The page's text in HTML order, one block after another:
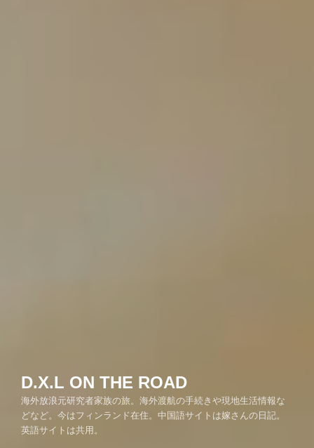
D.X.L ON THE ROAD
海外放浪元研究者家族の旅。海外渡航の手続きや現地生活情報な
どなど。今はフィンランド在住。中国語サイトは嫁さんの日記。
英語サイトは共用。